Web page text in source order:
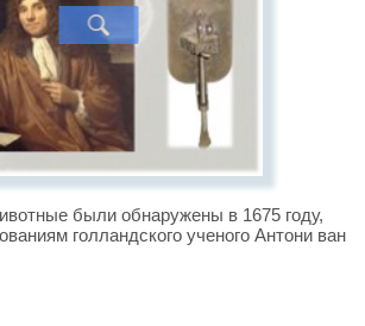
были обнаружены в 1675 году,
голландского ученого Антони ван